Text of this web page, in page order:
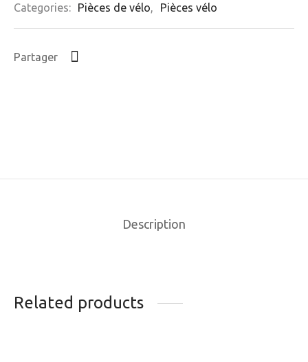
Categories:
Pièces de vélo Pièces vélo
Partager
Description
Related products